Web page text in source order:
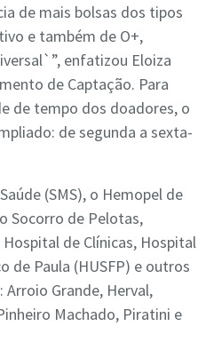
de mais bolsas dos tipos
e também de O+,
enfatizou Eloiza
de Captação. Para
de tempo dos doadores, o
de segunda a sexta-
(SMS), o Hemopel de
Socorro de Pelotas,
de Clínicas, Hospital
de Paula (HUSFP) e outros
Grande, Herval,
Machado, Piratini e